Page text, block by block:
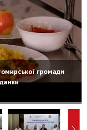
громади